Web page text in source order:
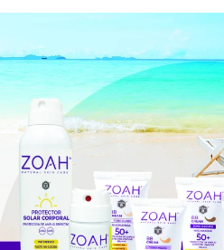
avalados por la marca de forma
impulsando de forma directa la
sector productivo de la belleza
económicas.
Estas aulas magistrales
especialmente para dotar de
prácticas a una amplia gama de
cosmetólogos, cosmiatras,
corporales, maquilladores
estilistas, peluqueros, dermo-